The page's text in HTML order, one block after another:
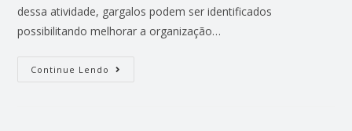
dessa atividade, gargalos podem ser identificados
possibilitando melhorar a organização…
Continue Lendo